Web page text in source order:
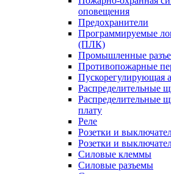
оповещения
Предохранители
Программируемые
(ПЛК)
Промышленные
Противопожарные
Пускорегулирующая
Распределительные
Распределительные
плату
Реле
Розетки и
Розетки и
Силовые клеммы
Силовые разъемы